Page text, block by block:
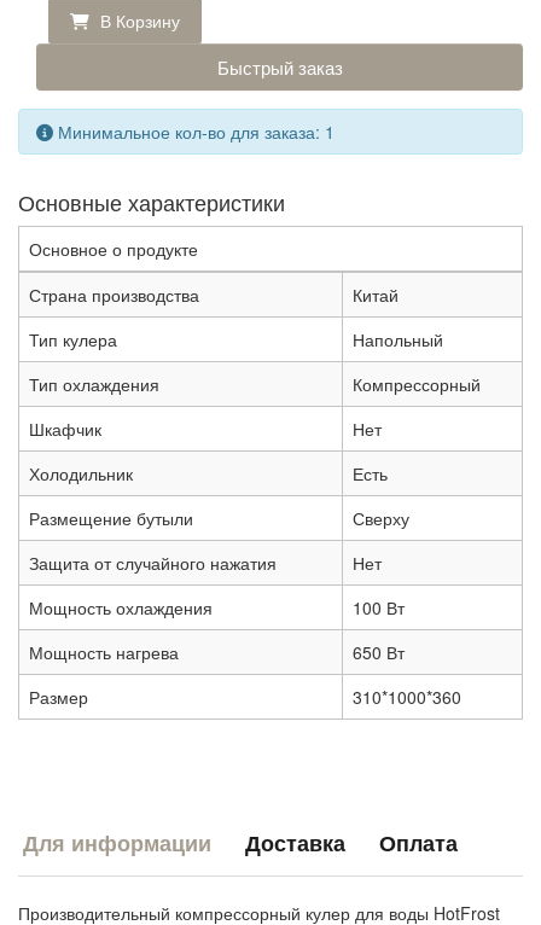
В Корзину
Быстрый заказ
Минимальное кол-во для заказа: 1
Основные характеристики
Основное о продукте
Страна производства
Китай
Тип кулера
Напольный
Тип охлаждения
Компрессорный
Шкафчик
Нет
Холодильник
Есть
Размещение бутыли
Сверху
Защита от случайного нажатия
Нет
Мощность охлаждения
100 Вт
Мощность нагрева
650 Вт
Размер
310*1000*360
Для информации Доставка Оплата
Производительный компрессорный кулер для воды HotFrost